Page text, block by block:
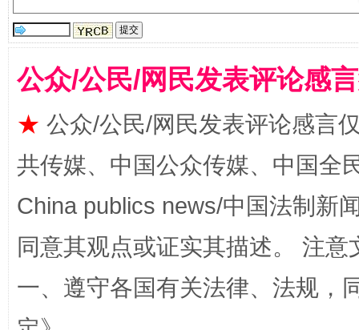
解纷+调解+退费，一次搞定
公众/公民/网民发表评论感
★ 公众/公民/网民发表评论感言
共传媒、中国公众传媒、中国全
China publics news/中国法制新
同意其观点或证实其描述。 注
一、遵守各国有关法律、法规，